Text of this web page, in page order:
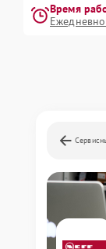
Время